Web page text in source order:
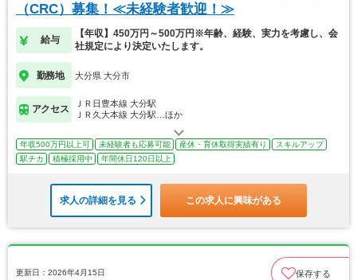
（CRC）募集！≪未経験者歓迎！≫
給与
【年収】450万円～500万円※年齢、経験、実力を考慮し、会
社規定により決定いたします。
勤務地 大分県 大分市
アクセス
ＪＲ日豊本線 大分駅
ＪＲ久大本線 大分駅…ほか
年収500万円以上可 未経験者も応募可能 産休・育休取得実績有り
スキルアップ
駅チカ
積極採用中 年間休日120日以上
求人の詳細を見る この求人に興味がある
更新日：2026年4月15日 保存する